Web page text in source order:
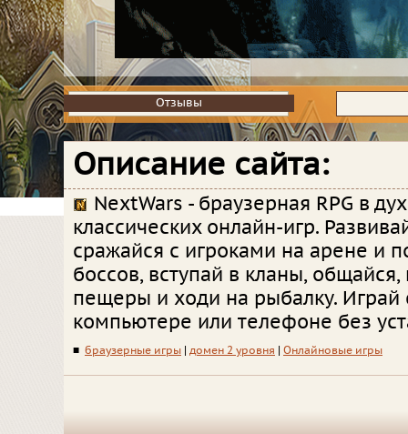
Отзывы
Отзывы
Описание сайта:
NextWars - браузерная RPG в
классических онлайн-игр.
сражайся с игроками на арене и
боссов, вступай в кланы, общайся,
пещеры и ходи на рыбалку. Играй
компьютере или телефоне без
■ браузерные игры домен 2 уровня Онлайновые игры